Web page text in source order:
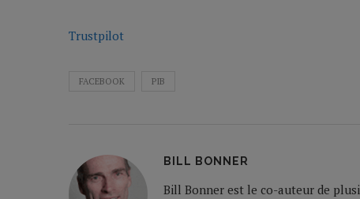
Trustpilot
FACEBOOK PIB
BILL BONNER
Bill Bonner est le co-auteur de